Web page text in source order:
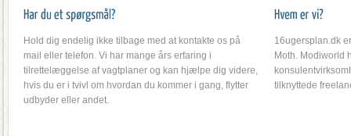
Hold dig endelig ikke tilbage med at kontakte os på
mail eller telefon. Vi har mange års erfaring i
tilrettelæggelse af vagtplaner og kan hjælpe dig videre,
hvis du er i tvivl om hvordan du kommer i gang, flytter
udbyder eller andet.
16ugersplan.dk
Moth. Modiworld
tilknyttede